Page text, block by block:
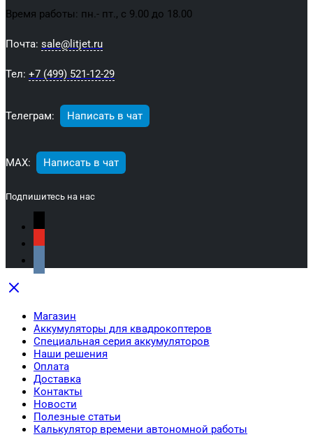
Время работы: пн.- пт., с 9.00 до 18.00
Почта: sale@litjet.ru
Тел: +7 (499) 521-12-29
Телеграм: Написать в чат
МАХ: Написать в чат
Подпишитесь на нас
Магазин
Аккумуляторы для квадрокоптеров
Специальная серия аккумуляторов
Наши решения
Оплата
Доставка
Контакты
Новости
Полезные статьи
Калькулятор времени автономной работы